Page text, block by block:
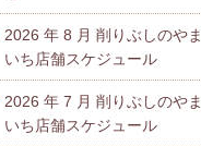
2026 年 8 月 削りぶしのやま
いち店舗スケジュール
2026 年 7 月 削りぶしのやま
いち店舗スケジュール